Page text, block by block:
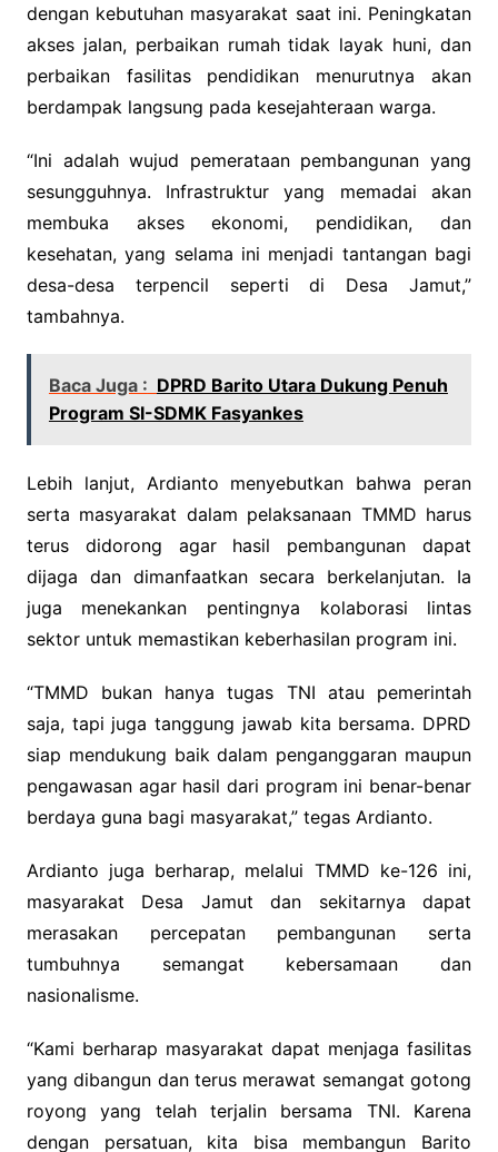
dengan kebutuhan masyarakat saat ini. Peningkatan
akses jalan, perbaikan rumah tidak layak huni, dan
perbaikan fasilitas pendidikan menurutnya akan
berdampak langsung pada kesejahteraan warga.
“Ini adalah wujud pemerataan pembangunan yang
sesungguhnya. Infrastruktur yang memadai akan
membuka akses ekonomi, pendidikan, dan
kesehatan, yang selama ini menjadi tantangan bagi
desa-desa terpencil seperti di Desa Jamut,”
tambahnya.
Baca Juga : DPRD Barito Utara Dukung Penuh
Program SI-SDMK Fasyankes
Lebih lanjut, Ardianto menyebutkan bahwa peran
serta masyarakat dalam pelaksanaan TMMD harus
terus didorong agar hasil pembangunan dapat
dijaga dan dimanfaatkan secara berkelanjutan. Ia
juga menekankan pentingnya kolaborasi lintas
sektor untuk memastikan keberhasilan program ini.
“TMMD bukan hanya tugas TNI atau pemerintah
saja, tapi juga tanggung jawab kita bersama. DPRD
siap mendukung baik dalam penganggaran maupun
pengawasan agar hasil dari program ini benar-benar
berdaya guna bagi masyarakat,” tegas Ardianto.
Ardianto juga berharap, melalui TMMD ke-126 ini,
masyarakat Desa Jamut dan sekitarnya dapat
merasakan percepatan pembangunan serta
tumbuhnya semangat kebersamaan dan
nasionalisme.
“Kami berharap masyarakat dapat menjaga fasilitas
yang dibangun dan terus merawat semangat gotong
royong yang telah terjalin bersama TNI. Karena
dengan persatuan, kita bisa membangun Barito